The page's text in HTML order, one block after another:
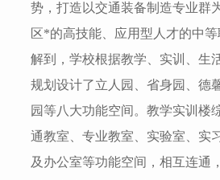
势，打造以交通装备制造专业群
区*的高技能、应用型人才的中
解到，学校根据教学、实训、生
规划设计了立人园、省身园、德
园等八大功能空间。教学实训楼
通教室、专业教室、实验室、实
及办公室等功能空间，相互连通